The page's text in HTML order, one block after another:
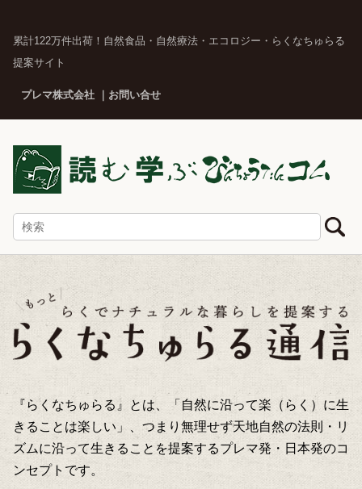
累計122万件出荷！自然食品・自然療法・エコロジー・らくなちゅらる
提案サイト
プレマ株式会社 お問い合せ
『らくなちゅらる』とは、「自然に沿って楽（らく）に生
きることは楽しい」、つまり無理せず天地自然の法則・リ
ズムに沿って生きることを提案するプレマ発・日本発のコ
ンセプトです。